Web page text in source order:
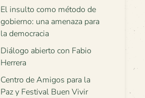
El insulto como método de
gobierno: una amenaza para
la democracia
Diálogo abierto con Fabio
Herrera
Centro de Amigos para la
Paz y Festival Buen Vivir